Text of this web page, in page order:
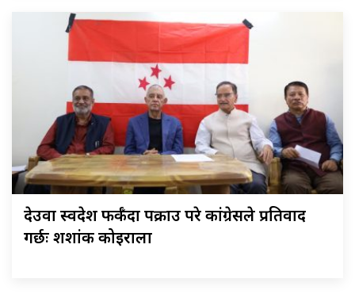
देउवा स्वदेश फर्कँदा पक्राउ परे कांग्रेसले प्रतिवाद
गर्छः शशांक कोइराला